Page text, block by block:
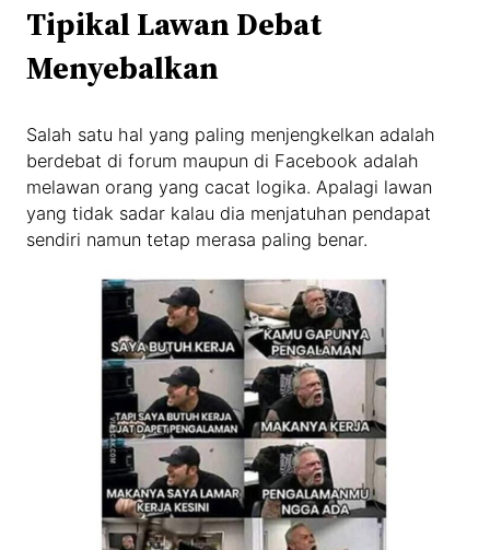
Tipikal Lawan Debat
Menyebalkan
Salah satu hal yang paling menjengkelkan adalah
berdebat di forum maupun di Facebook adalah
melawan orang yang cacat logika. Apalagi lawan
yang tidak sadar kalau dia menjatuhan pendapat
sendiri namun tetap merasa paling benar.